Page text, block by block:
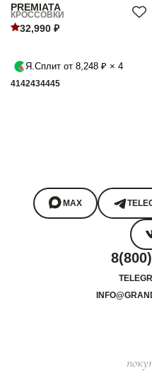
PREMIATA
КРОССОВКИ
32,990 ₽
Я.Сплит от 8,248 ₽ × 4
4142434445
MAX